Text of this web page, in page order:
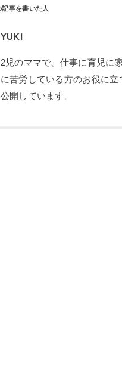
YUKI
2児のママで、仕事に育児に
に苦労している方のお役に
公開しています。